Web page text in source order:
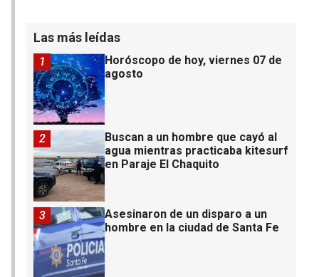
Las más leídas
Horóscopo de hoy, viernes 07 de
agosto
1
Buscan a un hombre que cayó al
agua mientras practicaba kitesurf
en Paraje El Chaquito
2
Asesinaron de un disparo a un
hombre en la ciudad de Santa Fe
3